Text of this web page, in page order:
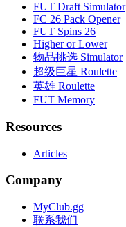
FUT Draft Simulator
FC 26 Pack Opener
FUT Spins 26
Higher or Lower
物品挑选 Simulator
超级巨星 Roulette
英雄 Roulette
FUT Memory
Resources
Articles
Company
MyClub.gg
联系我们